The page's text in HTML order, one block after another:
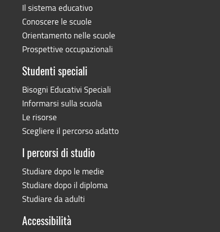
Il sistema educativo
Conoscere le scuole
Orientamento nelle scuole
Prospettive occupazionali
Studenti speciali
Bisogni Educativi Speciali
Informarsi sulla scuola
Le risorse
Scegliere il percorso adatto
I percorsi di studio
Studiare dopo le medie
Studiare dopo il diploma
Studiare da adulti
Accessibilità